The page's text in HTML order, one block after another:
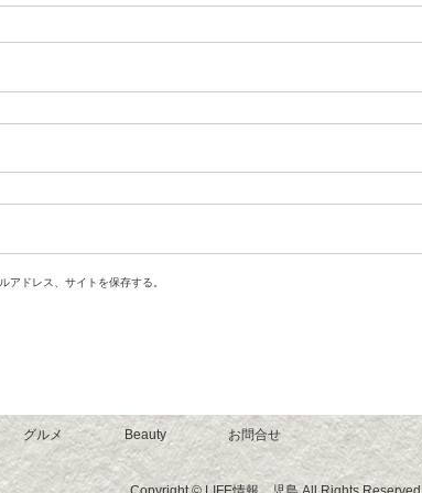
アドレス、サイトを保存する。
グルメ Beauty お問合せ